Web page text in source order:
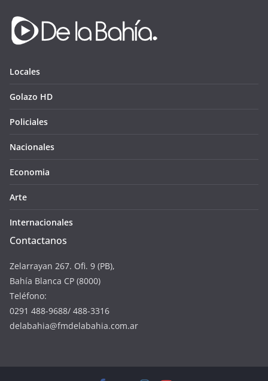
Locales
Golazo HD
Policiales
Nacionales
Economia
Arte
Internacionales
Contactanos
Zelarrayan 267. Ofi. 9 (PB),
Bahía Blanca CP (8000)
Teléfono:
0291 488-9688/ 488-3316
delabahia@fmdelabahia.com.ar